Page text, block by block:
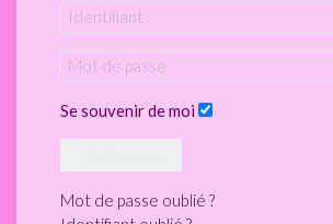
Se souvenir de moi
Mot de passe oublié ?